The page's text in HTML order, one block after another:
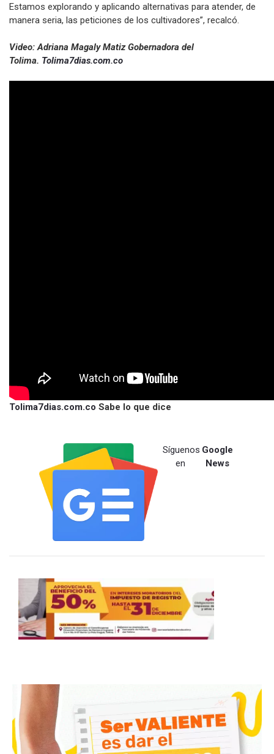
Estamos explorando y aplicando alternativas para atender, de
manera seria, las peticiones de los cultivadores”, recalcó.
Video: Adriana Magaly Matiz Gobernadora del
Tolima. Tolima7dias.com.co
Tolima7dias.com.co Sabe lo que dice
Síguenos
en
Google
News